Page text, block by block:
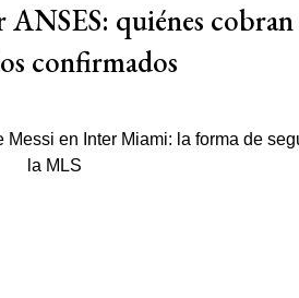
quiénes cobran
confirmados